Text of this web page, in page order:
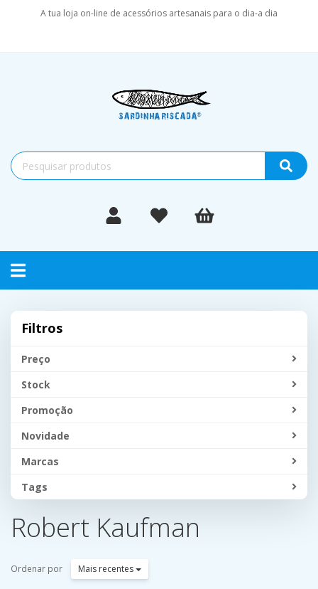
A tua loja on-line de acessórios artesanais para o dia-a dia
Toggle
navigation
Filtros
Preço
Stock
Promoção
Novidade
Marcas
Tags
Robert Kaufman
Ordenar por Mais recentes